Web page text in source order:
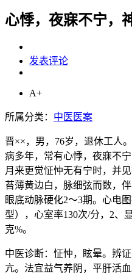
心悸，夜寐不宁，
发表评论
A+
所属分类： 中医医案
晋××，男，76岁，退休工人
病多年，常有心悸，夜寐不
月来更觉怔忡无有宁时，并
苔薄黄边白，脉细弦而数，
眼底动脉硬化2～3期。心电
型），心室率130次/分，2、
克%。
中医诊断：怔忡，眩晕。辨
亢。法宜益气养阴，平肝活血